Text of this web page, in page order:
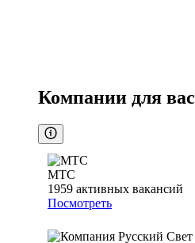
Компании для вас
МТС
1959 активных вакансий
Посмотреть